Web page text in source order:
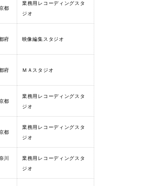
都
業務用レコーディングスタ
ジオ
府 映像編集スタジオ
府 ＭＡスタジオ
都
業務用レコーディングスタ
ジオ
都
業務用レコーディングスタ
ジオ
川
業務用レコーディングスタ
ジオ